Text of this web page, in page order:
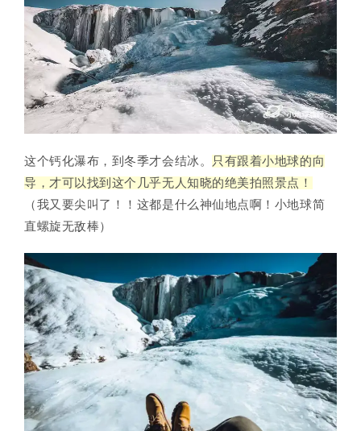
这个钙化瀑布，到冬季才会结冰。
只有跟着小地球的向
导，才可以找到这个几乎无人知晓的绝美拍照景点！
（我又要尖叫了！！这都是什么神仙地点啊！小地球简
直螺旋无敌棒）